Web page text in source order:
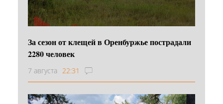
За сезон от клещей в Оренбуржье пострадали
2280 человек
7 августа 22:31